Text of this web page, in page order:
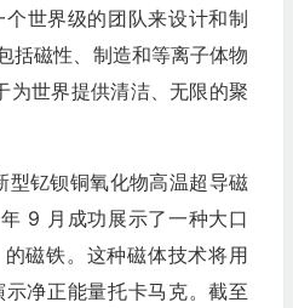
世界级的团队来设计和制
括磁性、制造和等离子体物
为世界提供清洁、无限的聚
型钇钡铜氧化物高温超导磁
9 月成功展示了一种大口
磁铁。这种磁体技术将用
净正能量托卡马克。截至